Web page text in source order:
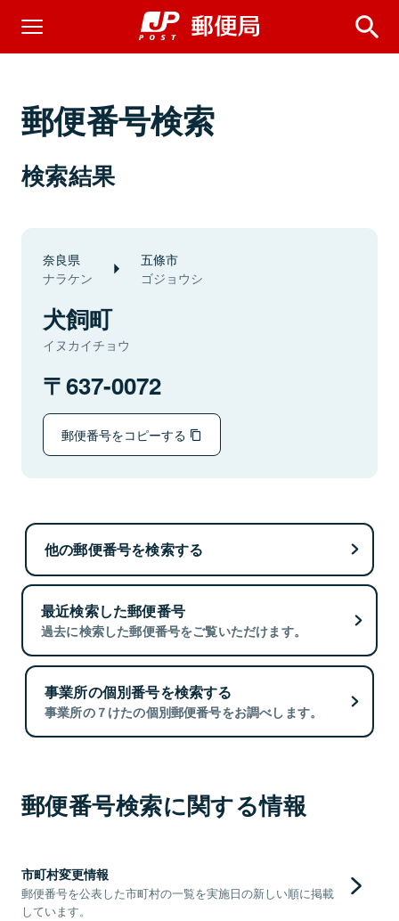
郵便番号検索
検索結果
奈良県
ナラケン
五條市
ゴジョウシ
犬飼町
イヌカイチョウ
637-0072
郵便番号をコピーする
他の郵便番号を検索する
最近検索した郵便番号
過去に検索した郵便番号をご覧いただけます。
事業所の個別番号を検索する
事業所の７けたの個別郵便番号をお調べします。
郵便番号検索に関する情報
市町村変更情報
郵便番号を公表した市町村の一覧を実施日の新しい順に掲載
しています。